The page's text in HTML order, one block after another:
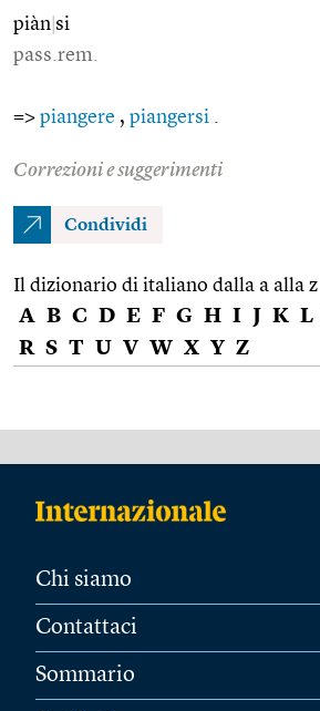
piàn si
pass.rem.
=> piangere , piangersi
Correzioni e suggerimenti
Condividi
Il dizionario di italiano dalla a alla z
A B C D E F G H I J K L
R S T U V W X Y Z
Chi siamo
Contattaci
Sommario